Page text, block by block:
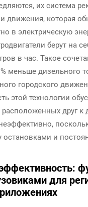
их система
движения, которая
в электрическую
берут на
в час. Такое
% меньше
городского
этой технологии
друг
и
для